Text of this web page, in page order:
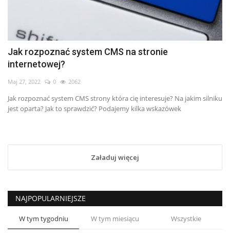
Jak rozpoznać system CMS na stronie
internetowej?
Maj 27, 2022 0 2062
Jak rozpoznać system CMS strony która cię interesuje? Na jakim silniku
jest oparta? Jak to sprawdzić? Podajemy kilka wskazówek
Załaduj więcej
NAJPOPULARNIEJSZE
W tym tygodniu W tym miesiącu Wszystkie